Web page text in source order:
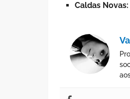
Caldas Novas: